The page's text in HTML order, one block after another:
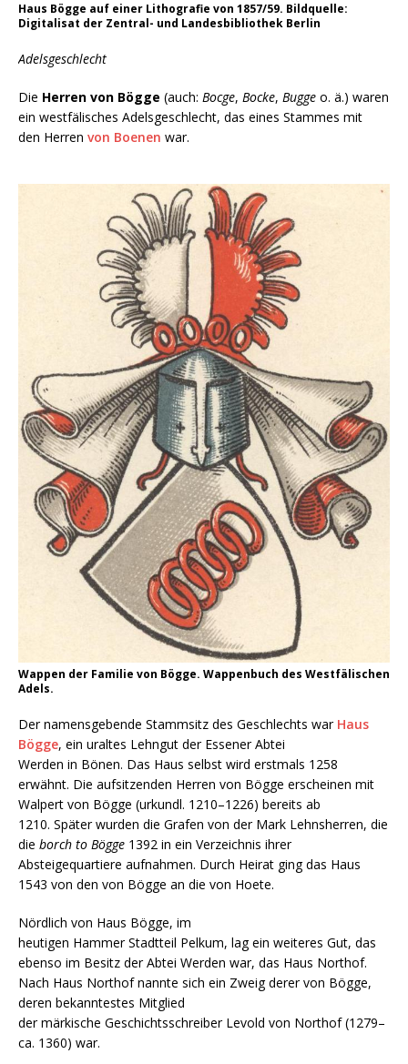
Haus Bögge auf einer Lithografie von 1857/59. Bildquelle:
Digitalisat der Zentral- und Landesbibliothek Berlin
Adelsgeschlecht
Die Herren von Bögge (auch: Bocge, Bocke, Bugge o. ä.) waren
ein westfälisches Adelsgeschlecht, das eines Stammes mit
den Herren von Boenen war.
Wappen der Familie von Bögge. Wappenbuch des Westfälischen
Adels.
Der namensgebende Stammsitz des Geschlechts war Haus
Bögge, ein uraltes Lehngut der Essener Abtei
Werden in Bönen. Das Haus selbst wird erstmals 1258
erwähnt. Die aufsitzenden Herren von Bögge erscheinen mit
Walpert von Bögge (urkundl. 1210–1226) bereits ab
1210. Später wurden die Grafen von der Mark Lehnsherren, die
die borch to Bögge 1392 in ein Verzeichnis ihrer
Absteigequartiere aufnahmen. Durch Heirat ging das Haus
1543 von den von Bögge an die von Hoete.
Nördlich von Haus Bögge, im
heutigen Hammer Stadtteil Pelkum, lag ein weiteres Gut, das
ebenso im Besitz der Abtei Werden war, das Haus Northof.
Nach Haus Northof nannte sich ein Zweig derer von Bögge,
deren bekanntestes Mitglied
der märkische Geschichtsschreiber Levold von Northof (1279–
ca. 1360) war.